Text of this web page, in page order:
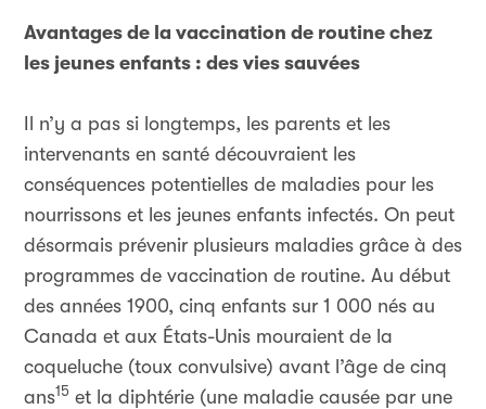
Avantages de la vaccination de routine chez
les jeunes enfants : des vies sauvées
Il n’y a pas si longtemps, les parents et les
intervenants en santé découvraient les
conséquences potentielles de maladies pour les
nourrissons et les jeunes enfants infectés. On peut
désormais prévenir plusieurs maladies grâce à des
programmes de vaccination de routine. Au début
des années 1900, cinq enfants sur 1 000 nés au
Canada et aux États-Unis mouraient de la
coqueluche (toux convulsive) avant l’âge de cinq
ans15 et la diphtérie (une maladie causée par une